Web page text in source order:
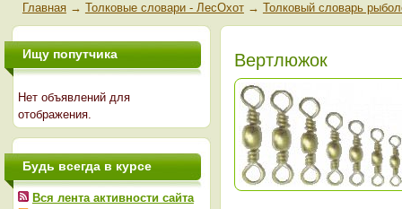
Главная→ Толковые словари - ЛесОхот→ Толковый словарь
Вертлюжок
Ищу попутчика
Нет объявлений для
отображения.
Будь всегда в курсе
Вся лента активности сайта